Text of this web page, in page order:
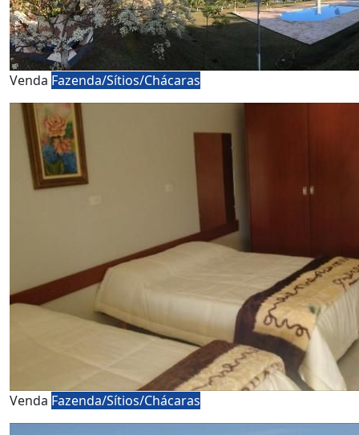
Venda Fazenda/Sítios/Chácaras
Venda Fazenda/Sítios/Chácaras